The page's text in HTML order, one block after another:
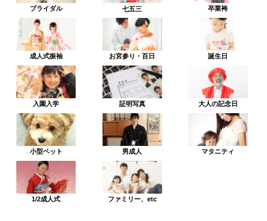
ブライダル 七五三 卒業袴
成人式振袖 お宮参り・百日 誕生日
入園入学 証明写真 大人の記念日
小型ペット 男成人 マタニティ
1/2成人式 ファミリー、etc